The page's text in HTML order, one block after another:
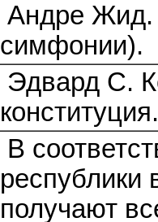
Андре Жид.
симфонии).
Эдвард С.
конституция.
В
республики
получают